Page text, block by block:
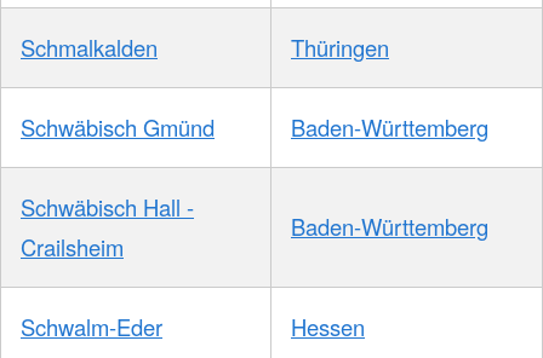
Schmalkalden Thüringen
Schwäbisch Gmünd Baden-Württemberg
Schwäbisch Hall -
Crailsheim
Baden-Württemberg
Schwalm-Eder Hessen